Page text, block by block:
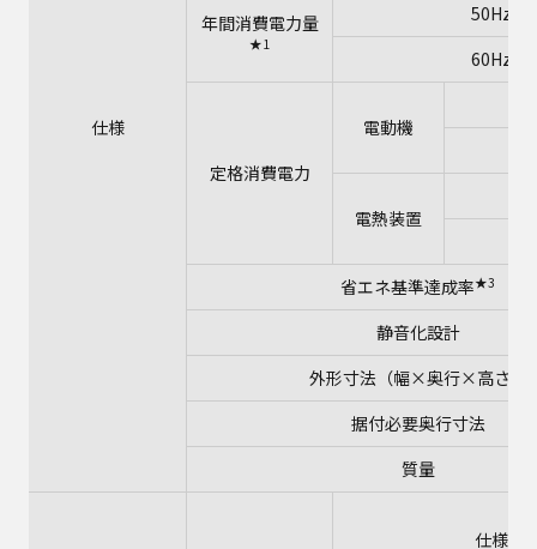
仕様
年間消費電力量
★1
50Hz
60Hz
定格消費電力
電動機
電熱装置
省エネ基準達成率★3
静音化設計
外形寸法（幅×奥行×高さ）
据付必要奥行寸法
質量
仕様